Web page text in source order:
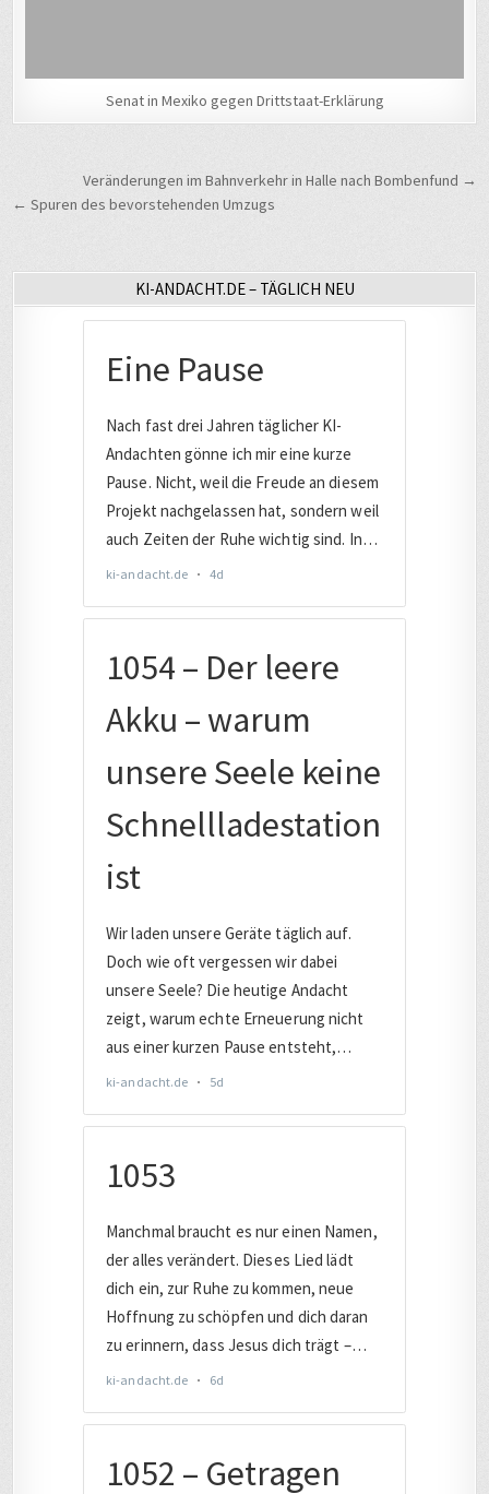
Senat in Mexiko gegen Drittstaat-Erklärung
Beitragsnavigation
Veränderungen im Bahnverkehr in Halle nach Bombenfund →
← Spuren des bevorstehenden Umzugs
KI-ANDACHT.DE – TÄGLICH NEU